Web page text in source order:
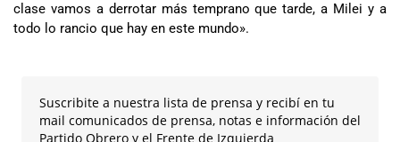
clase vamos a derrotar más temprano que tarde, a Milei y a
todo lo rancio que hay en este mundo».
Suscribite a nuestra lista de prensa y recibí en tu
mail comunicados de prensa, notas e información del
Partido Obrero y el Frente de Izquierda